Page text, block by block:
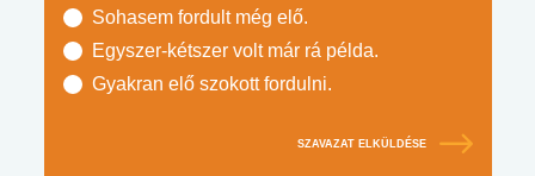
Sohasem fordult még elő.
Egyszer-kétszer volt már rá példa.
Gyakran elő szokott fordulni.
SZAVAZAT ELKÜLDÉSE